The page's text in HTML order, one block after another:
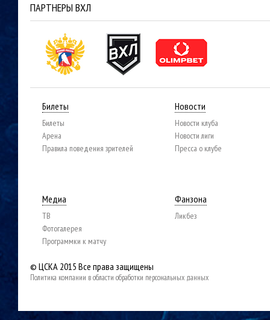
ПАРТНЕРЫ ВХЛ
Билеты
Билеты
Арена
Правила поведения зрителей
Новости
Новости клуба
Новости лиги
Пресса о клубе
Медиа
ТВ
Фотогалерея
Программки к матчу
Фанзона
Ликбез
© ЦСКА 2015 Все права защищены
Политика компании в области обработки персональных данных